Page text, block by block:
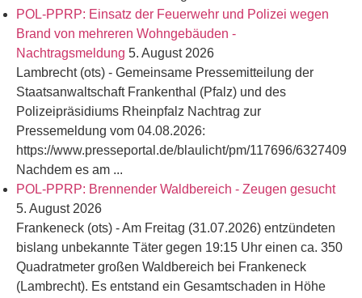
POL-PPRP: Einsatz der Feuerwehr und Polizei wegen
Brand von mehreren Wohngebäuden -
Nachtragsmeldung 5. August 2026
Lambrecht (ots) - Gemeinsame Pressemitteilung der
Staatsanwaltschaft Frankenthal (Pfalz) und des
Polizeipräsidiums Rheinpfalz Nachtrag zur
Pressemeldung vom 04.08.2026:
https://www.presseportal.de/blaulicht/pm/117696/6327409
Nachdem es am ...
POL-PPRP: Brennender Waldbereich - Zeugen gesucht
5. August 2026
Frankeneck (ots) - Am Freitag (31.07.2026) entzündeten
bislang unbekannte Täter gegen 19:15 Uhr einen ca. 350
Quadratmeter großen Waldbereich bei Frankeneck
(Lambrecht). Es entstand ein Gesamtschaden in Höhe